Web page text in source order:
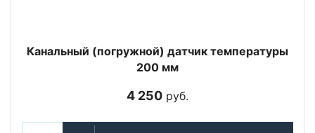
Канальный (погружной) датчик температуры
200 мм
4 250 руб.